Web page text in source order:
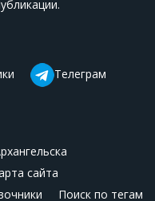
Телеграм
сайта
Поиск по тегам